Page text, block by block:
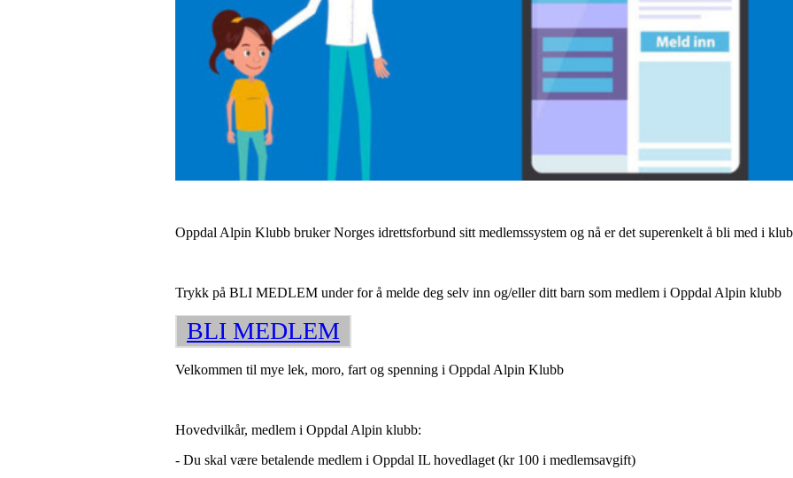
Oppdal Alpin Klubb bruker Norges idrettsforbund sitt medlemssystem og nå er det superenkelt å bli med i
Trykk på BLI MEDLEM under for å melde deg selv inn og/eller ditt barn som medlem i Oppdal Alpin klubb
BLI MEDLEM
Velkommen til mye lek, moro, fart og spenning i Oppdal Alpin Klubb
Hovedvilkår, medlem i Oppdal Alpin klubb:
- Du skal være betalende medlem i Oppdal IL hovedlaget (kr 100 i medlemsavgift)